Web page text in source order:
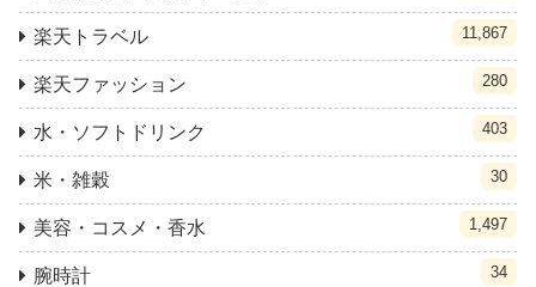
楽天トラベル 11,867
楽天ファッション 280
水・ソフトドリンク 403
米・雑穀 30
美容・コスメ・香水 1,497
腕時計 34